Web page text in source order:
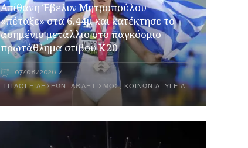
Απίθανη Έβελυν Μητροπούλου
«πέταξε» στα 6.44μ και κατέκτησε το
ασημένιο μετάλλιο στο παγκόσμιο
πρωτάθλημα στίβου Κ20
07/08/2026
ΤΊΤΛΟΙ ΕΙΔΉΣΕΩΝ ,ΑΘΛΗΤΙΣΜΌΣ, ΚΟΙΝΩΝΙΑ,ΥΓΕΊΑ